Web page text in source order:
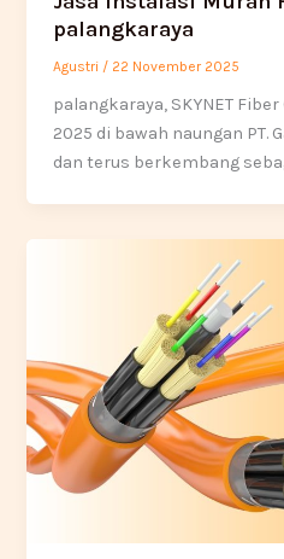
palangkaraya
Agustri / 22 November 2025
palangkaraya, SKYNET
2025 di bawah naungan PT.
dan terus berkembang